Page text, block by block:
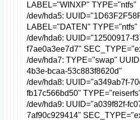
LABEL="WINXP" TYPE="ntfs"
/dev/hda5:
LABEL="DATEN" TYPE="ntfs"
/dev/hda6: UUID="12500917-
f7ae0a3ee7d7"
/dev/hda7: TYPE="swap"
4b3e-bcaa-53c883f8620d"
/dev/hda8: UUID="a349ab7f-
fb17c566bd50"
/dev/hda9: UUID="a039f82f-
7af90c929414"